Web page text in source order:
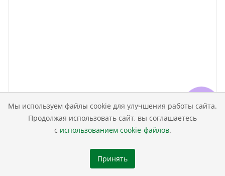
Мы используем файлы cookie для улучшения работы сайта.
Продолжая использовать сайт, вы соглашаетесь
с использованием cookie-файлов.
Принять
Стеллаж универсальный + кровать выдвижная